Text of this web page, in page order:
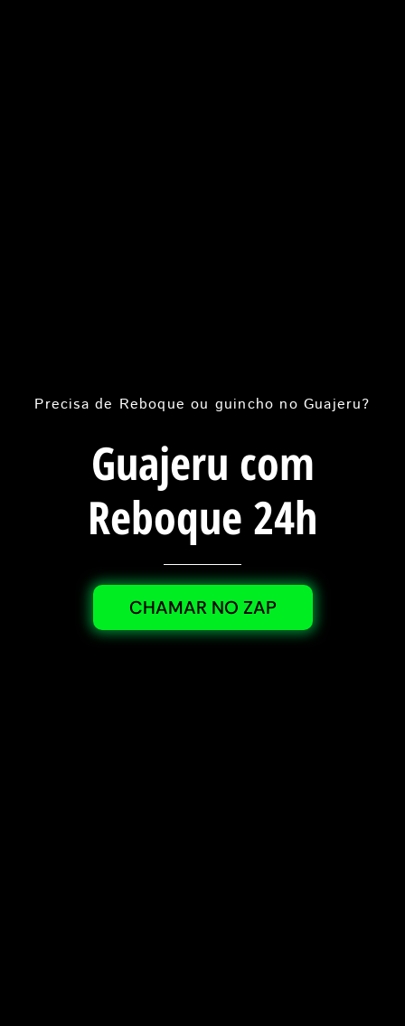
Precisa de Reboque ou guincho no Guajeru?
Guajeru com
Reboque 24h
CHAMAR NO ZAP